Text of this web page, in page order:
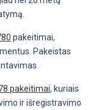
pakeitimai,
Pakeistas
pakeitimai, kuriais
ir išregistravimo